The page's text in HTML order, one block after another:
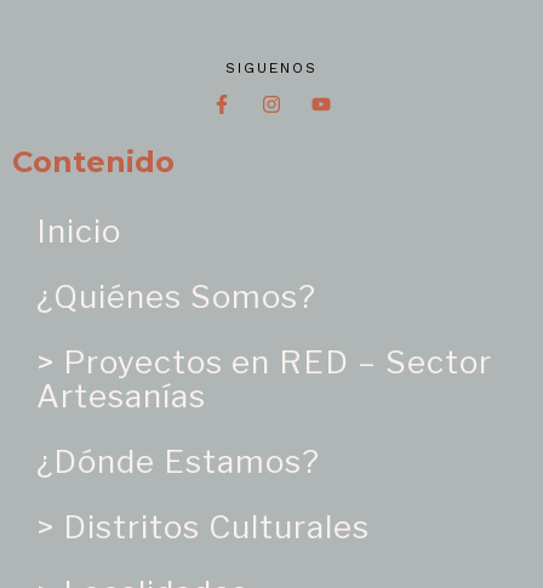
SIGUENOS
Contenido
Inicio
¿Quiénes Somos?
> Proyectos en RED – Sector
Artesanías
¿Dónde Estamos?
> Distritos Culturales